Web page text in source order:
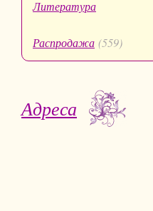
Литература
Распродажа (559)
Адреса